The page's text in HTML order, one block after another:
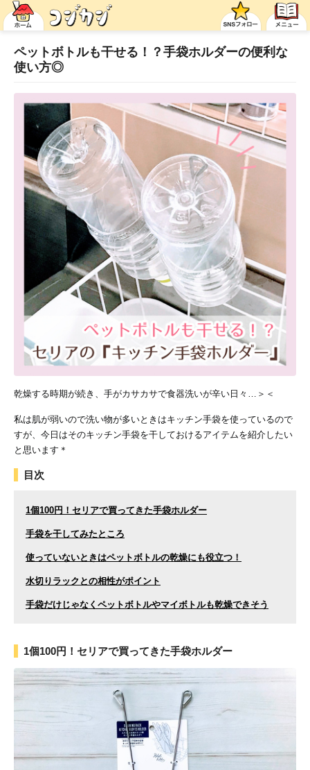
ペットボトルも干せる！？手袋ホルダーの便利な
使い方◎
乾燥する時期が続き、手がカサカサで食器洗いが辛い日々…＞＜
私は肌が弱いので洗い物が多いときはキッチン手袋を使っているので
すが、今日はそのキッチン手袋を干しておけるアイテムを紹介したい
と思います＊
目次
1個100円！セリアで買ってきた手袋ホルダー
手袋を干してみたところ
使っていないときはペットボトルの乾燥にも役立つ！
水切りラックとの相性がポイント
手袋だけじゃなくペットボトルやマイボトルも乾燥できそう
1個100円！セリアで買ってきた手袋ホルダー